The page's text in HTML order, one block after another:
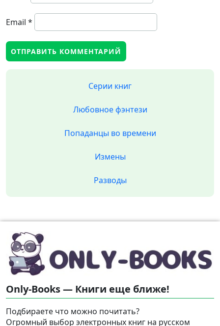
Email *
Серии книг
Любовное фэнтези
Попаданцы во времени
Измены
Разводы
Only-Books — Книги еще ближе!
Подбираете что можно почитать?
Огромный выбор электронных книг на русском